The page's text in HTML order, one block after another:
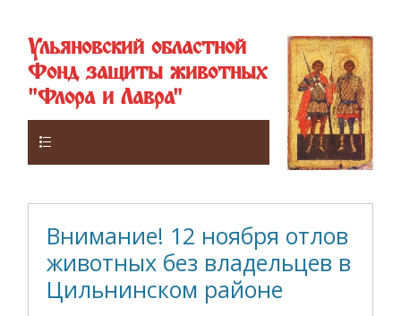
Ульяновский областной
Фонд защиты животных
"Флора и Лавра"
Внимание! 12 ноября отлов
животных без владельцев в
Цильнинском районе